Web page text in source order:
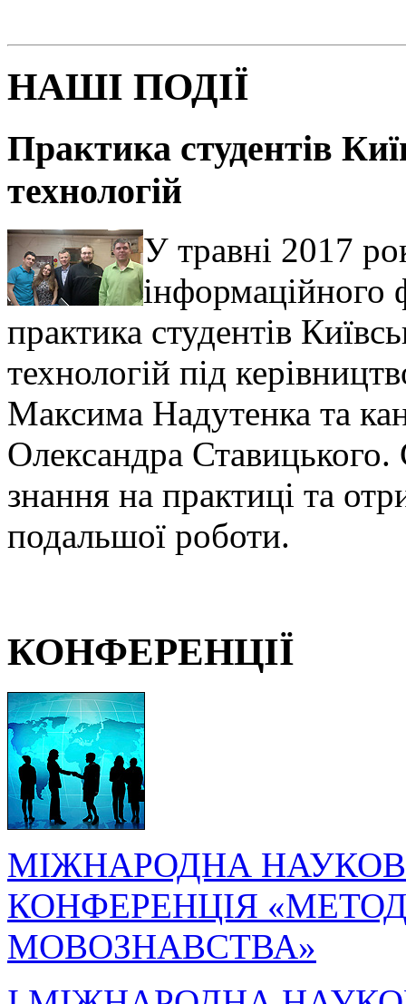
НАШІ ПОДІЇ
Практика студентів
технологій
У травні 2017
практика студентів
технологій під
Максима Надутенка та
Олександра Ставицького.
знання на практиці та
подальшої роботи.
КОНФЕРЕНЦІЇ
МІЖНАРОДНА
КОНФЕРЕНЦІЯ
МОВОЗНАВСТВА»